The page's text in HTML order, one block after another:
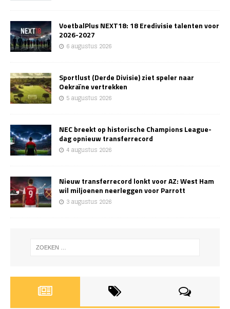
VoetbalPlus NEXT18: 18 Eredivisie talenten voor
2026-2027
6 augustus 2026
Sportlust (Derde Divisie) ziet speler naar
Oekraïne vertrekken
5 augustus 2026
NEC breekt op historische Champions League-
dag opnieuw transferrecord
4 augustus 2026
Nieuw transferrecord lonkt voor AZ: West Ham
wil miljoenen neerleggen voor Parrott
3 augustus 2026